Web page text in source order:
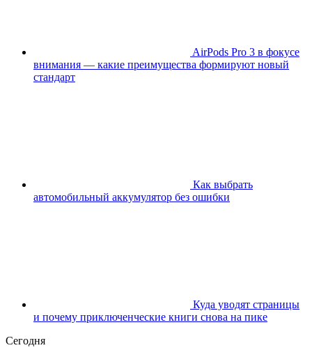
AirPods Pro 3 в фокусе
внимания — какие преимущества формируют новый
стандарт
Как выбрать
автомобильный аккумулятор без ошибки
Куда уводят страницы
и почему приключенческие книги снова на пике
Сегодня